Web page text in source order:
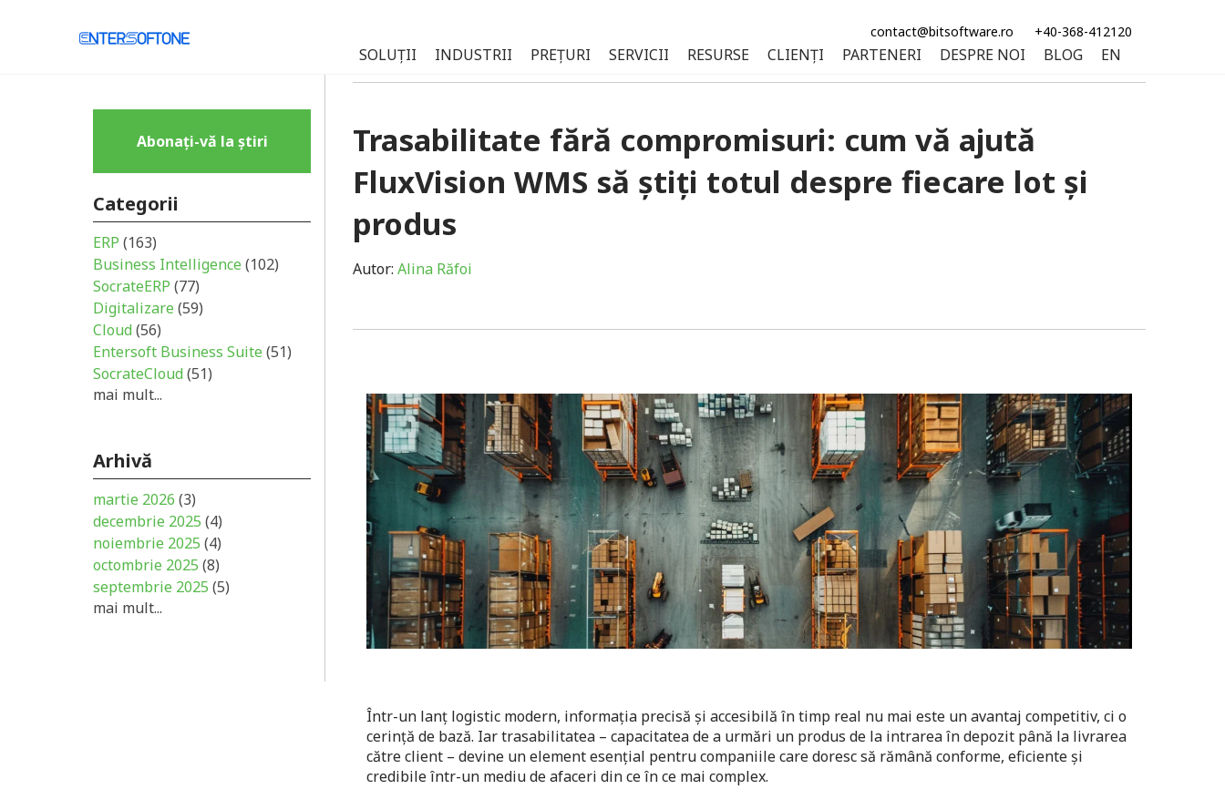
contact@bitsoftware.ro +40-368-412120
SOLUȚII INDUSTRII PREȚURI SERVICII RESURSE CLIENȚI PARTENERI DESPRE NOI BLOG EN
Trasabilitate fără compromisuri: cum vă ajută
FluxVision WMS să știți totul despre fiecare lot și
produs
Autor:Alina Răfoi
Într-un lanț logistic modern, informația precisă și accesibilă în timp real nu mai este un avantaj competitiv, ci o
cerință de bază. Iar trasabilitatea – capacitatea de a urmări un produs de la intrarea în depozit până la livrarea
către client – devine un element esențial pentru companiile care doresc să rămână conforme, eficiente și
credibile într-un mediu de afaceri din ce în ce mai complex.
Abonați-vă la știri
Categorii
ERP (163)
Business Intelligence (102)
SocrateERP (77)
Digitalizare (59)
Cloud (56)
Entersoft Business Suite (51)
SocrateCloud (51)
mai mult...
Arhivă
martie 2026 (3)
decembrie 2025 (4)
noiembrie 2025 (4)
octombrie 2025 (8)
septembrie 2025 (5)
mai mult...